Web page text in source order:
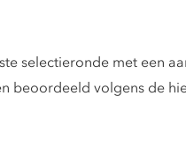
selectieronde met een
beoordeeld volgens de